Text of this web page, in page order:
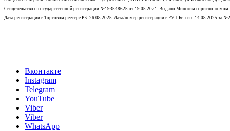
Свидетельство о государственной регистрации №193548625 от 19.05.2021. Выдано Минским горисполкомом
Дата регистрации в Торговом реестре РБ: 26.08.2025. Дата/номер регистрации в РУП Белгиэ: 14.08.2025 за
Вконтакте
Instagram
Telegram
YouTube
Viber
Viber
WhatsApp